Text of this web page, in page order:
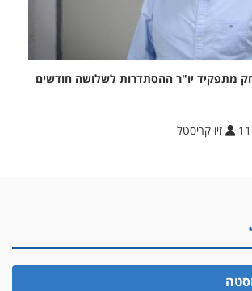
מתפקיד יו"ר ההסתדרות לשלושה חודשים
זיו קריסטל